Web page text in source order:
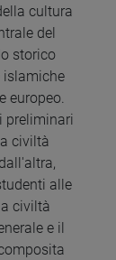
cultura
del
storico
islamiche
europeo.
preliminari
civiltà
alle
civiltà
e il